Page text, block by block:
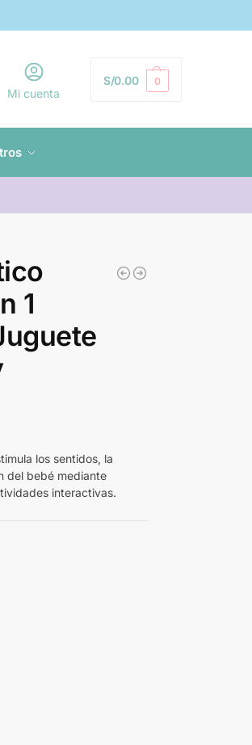
Mi cuenta
S/0.00 0
1
los sentidos, la
del bebé mediante
interactivas.